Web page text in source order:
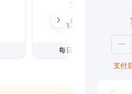
3个月
¥99
每日仅1.08元
支付